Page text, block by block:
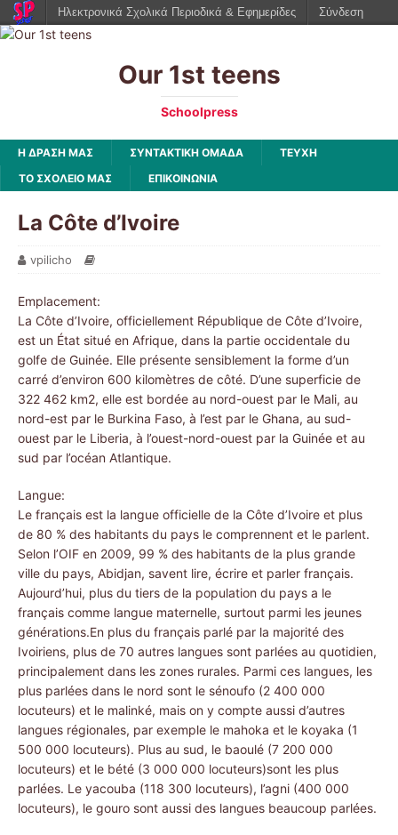
Our 1st teens
Schoolpress
Η ΔΡΑΣΗ ΜΑΣ ΣΥΝΤΑΚΤΙΚΗ ΟΜΑΔΑ
ΤΕΥΧΗ
ΤΟ ΣΧΟΛΕΙΟ ΜΑΣ
ΕΠΙΚΟΙΝΩΝΙΑ
La Côte d’Ivoire
vpilicho
Emplacement:
La Côte d’Ivoire, officiellement République de Côte d’Ivoire,
est un État situé en Afrique, dans la partie occidentale du
golfe de Guinée. Elle présente sensiblement la forme d’un
carré d’environ 600 kilomètres de côté. D’une superficie de
322 462 km2, elle est bordée au nord-ouest par le Mali, au
nord-est par le Burkina Faso, à l’est par le Ghana, au sud-
ouest par le Liberia, à l’ouest-nord-ouest par la Guinée et au
sud par l’océan Atlantique.
Langue:
Le français est la langue officielle de la Côte d’Ivoire et plus
de 80 % des habitants du pays le comprennent et le parlent.
Selon l’OIF en 2009, 99 % des habitants de la plus grande
ville du pays, Abidjan, savent lire, écrire et parler français.
Aujourd’hui, plus du tiers de la population du pays a le
français comme langue maternelle, surtout parmi les jeunes
générations.En plus du français parlé par la majorité des
Ivoiriens, plus de 70 autres langues sont parlées au quotidien,
principalement dans les zones rurales. Parmi ces langues, les
plus parlées dans le nord sont le sénoufo (2 400 000
locuteurs) et le malinké, mais on y compte aussi d’autres
langues régionales, par exemple le mahoka et le koyaka (1
500 000 locuteurs). Plus au sud, le baoulé (7 200 000
locuteurs) et le bété (3 000 000 locuteurs)sont les plus
parlées. Le yacouba (118 300 locuteurs), l’agni (400 000
locuteurs), le gouro sont aussi des langues beaucoup parlées.
Ηλεκτρονικά Σχολικά Περιοδικά & Εφημερίδες Σύνδεση